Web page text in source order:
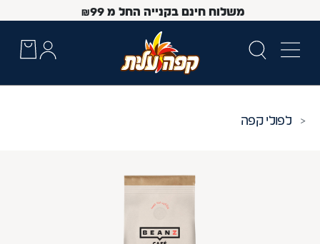
משלוח חינם בקנייה החל מ ₪99
פולי קפה